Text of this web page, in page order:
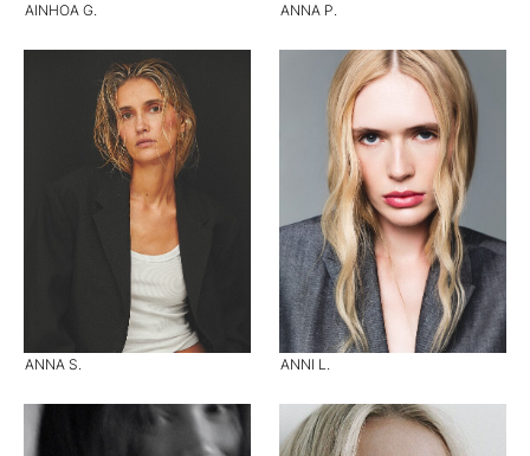
AINHOA G. ANNA P.
ANNA S. ANNI L.